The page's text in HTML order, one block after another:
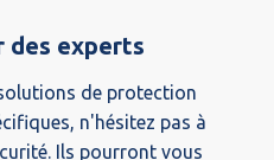
des experts
de protection
n'hésitez pas à
Ils pourront vous